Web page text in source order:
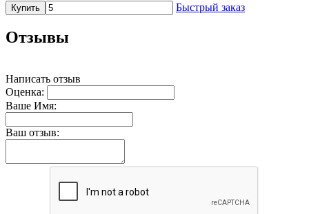
Купить Быстрый заказ
Отзывы
Написать отзыв
Оценка:
Ваше Имя:
Ваш отзыв: